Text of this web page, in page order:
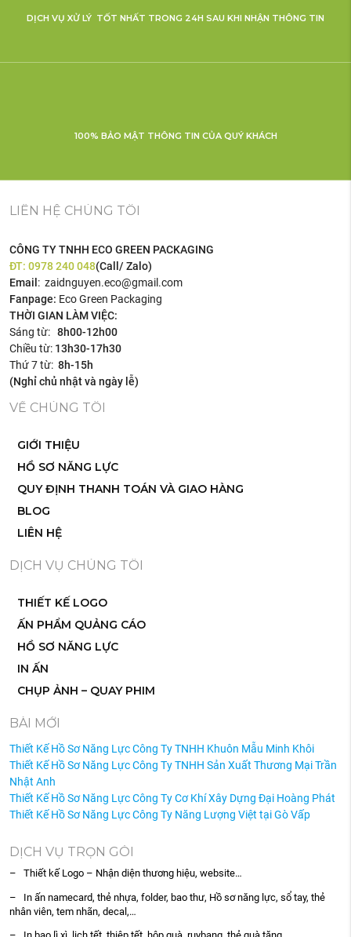
DỊCH VỤ XỬ LÝ TỐT NHẤT TRONG 24H SAU KHI NHẬN THÔNG TIN
100% BẢO MẬT THÔNG TIN CỦA QUÝ KHÁCH
LIÊN HỆ CHÚNG TÔI
CÔNG TY TNHH ECO GREEN PACKAGING
ĐT:0978 240 048(Call/ Zalo)
Email : zaidnguyen.eco@gmail.com
Fanpage: Eco Green Packaging
THỜI GIAN LÀM VIỆC:
Sáng từ:8h00-12h00
Chiều từ: 13h30-17h30
Thứ 7 từ:8h-15h
(Nghỉ chủ nhật và ngày lễ)
VỀ CHÚNG TÔI
GIỚI THIỆU
HỒ SƠ NĂNG LỰC
QUY ĐỊNH THANH TOÁN VÀ GIAO HÀNG
BLOG
LIÊN HỆ
DỊCH VỤ CHÚNG TÔI
THIẾT KẾ LOGO
ẤN PHẨM QUẢNG CÁO
HỒ SƠ NĂNG LỰC
IN ẤN
CHỤP ẢNH – QUAY PHIM
BÀI MỚI
Thiết Kế Hồ Sơ Năng Lực Công Ty TNHH Khuôn Mẫu Minh Khôi
Thiết Kế Hồ Sơ Năng Lực Công Ty TNHH Sản Xuất Thương Mại Trần
Nhật Anh
Thiết Kế Hồ Sơ Năng Lực Công Ty Cơ Khí Xây Dựng Đại Hoàng Phát
Thiết Kế Hồ Sơ Năng Lực Công Ty Năng Lượng Việt tại Gò Vấp
DỊCH VỤ TRỌN GÓI
– Thiết kế Logo – Nhận diện thương hiệu, website…
– In ấn namecard, thẻ nhựa, folder, bao thư, Hồ sơ năng lực, sổ tay, thẻ
nhân viên, tem nhãn, decal,…